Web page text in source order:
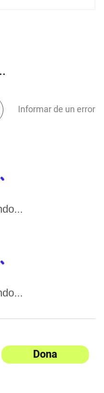
Informar de un error
Dona